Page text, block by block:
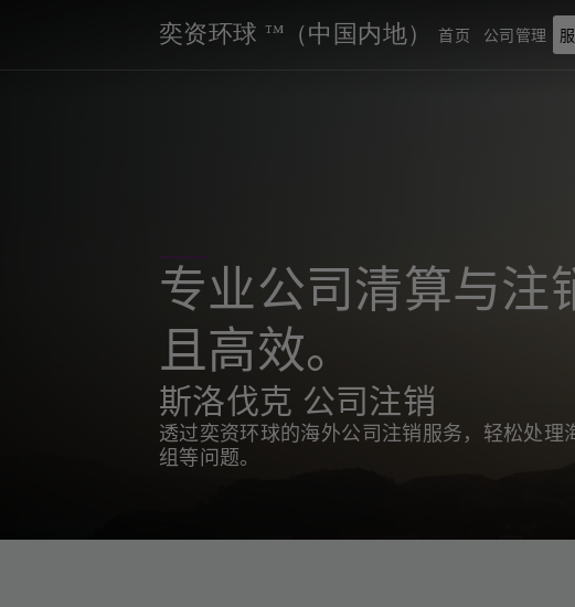
奕资环球 ™（中国内地） 首页 公司管理
专业公司清算与注
且高效。
斯洛伐克 公司注销
透过奕资环球的海外公司注销服务，轻松处
组等问题。